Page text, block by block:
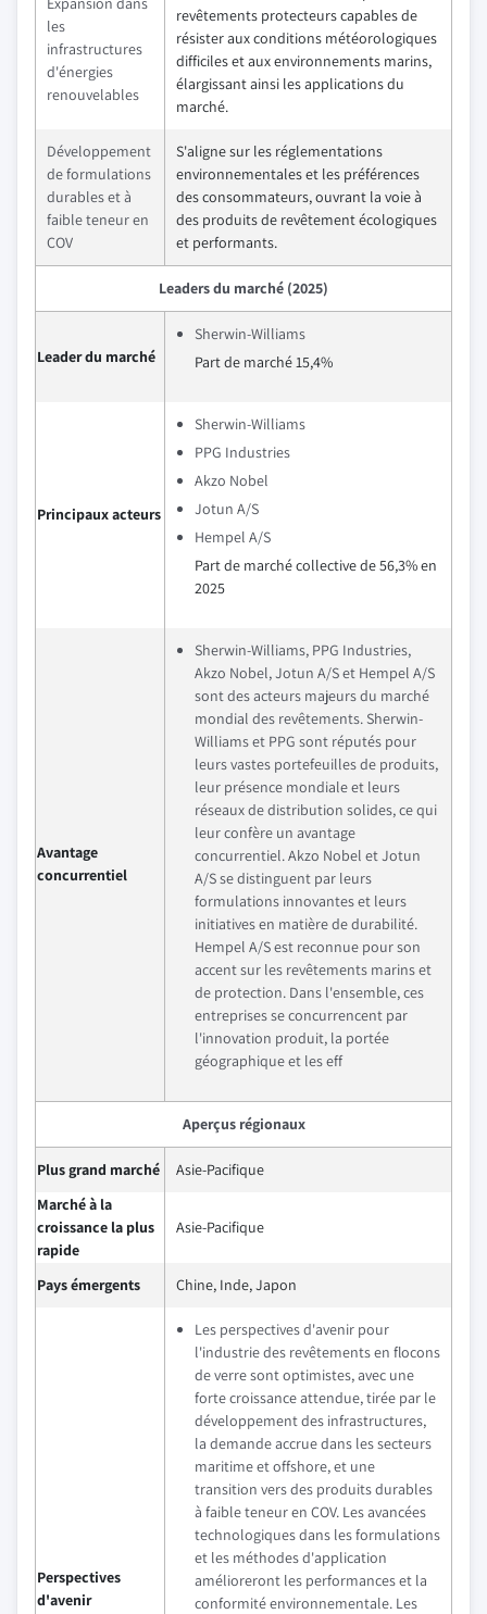
les
infrastructures
d'énergies
renouvelables
revêtements protecteurs capables de
résister aux conditions météorologiques
difficiles et aux environnements marins,
élargissant ainsi les applications du
marché.
Développement
de formulations
durables et à
faible teneur en
COV
S'aligne sur les réglementations
environnementales et les préférences
des consommateurs, ouvrant la voie à
des produits de revêtement écologiques
et performants.
Leaders du marché (2025)
Leader du marché
Sherwin-Williams
Part de marché 15,4%
Principaux acteurs
Sherwin-Williams
PPG Industries
Akzo Nobel
Jotun A/S
Hempel A/S
Part de marché collective de 56,3% en
2025
Avantage
concurrentiel
Sherwin-Williams, PPG Industries,
Akzo Nobel, Jotun A/S et Hempel A/S
sont des acteurs majeurs du marché
mondial des revêtements. Sherwin-
Williams et PPG sont réputés pour
leurs vastes portefeuilles de produits,
leur présence mondiale et leurs
réseaux de distribution solides, ce qui
leur confère un avantage
concurrentiel. Akzo Nobel et Jotun
A/S se distinguent par leurs
formulations innovantes et leurs
initiatives en matière de durabilité.
Hempel A/S est reconnue pour son
accent sur les revêtements marins et
de protection. Dans l'ensemble, ces
entreprises se concurrencent par
l'innovation produit, la portée
géographique et les eff
Aperçus régionaux
Plus grand marché
Asie-Pacifique
Marché à la
croissance la plus
rapide
Asie-Pacifique
Pays émergents Chine, Inde, Japon
Perspectives
d'avenir
Les perspectives d'avenir pour
l'industrie des revêtements en flocons
de verre sont optimistes, avec une
forte croissance attendue, tirée par le
développement des infrastructures,
la demande accrue dans les secteurs
maritime et offshore, et une
transition vers des produits durables
à faible teneur en COV. Les avancées
technologiques dans les formulations
et les méthodes d'application
amélioreront les performances et la
conformité environnementale. Les